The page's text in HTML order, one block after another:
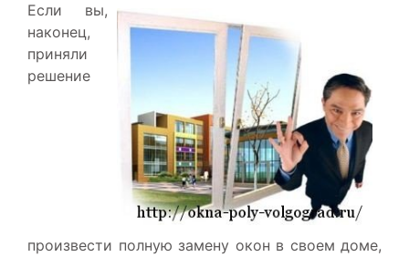
Если вы,
наконец,
приняли
решение
произвести полную замену окон в своем доме,